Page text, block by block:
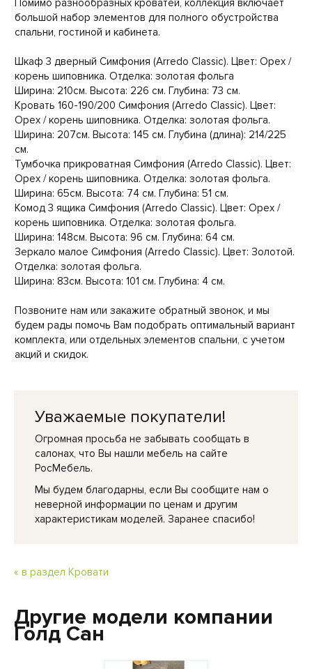
Помимо разнообразных кроватей, коллекция включает
большой набор элементов для полного обустройства
спальни, гостиной и кабинета.
Шкаф 3 дверный Симфония (Arredo Classic). Цвет: Орех /
корень шиповника. Отделка: золотая фольга
Ширина: 210см. Высота: 226 см. Глубина: 73 см.
Кровать 160-190/200 Симфония (Arredo Classic). Цвет:
Орех / корень шиповника. Отделка: золотая фольга.
Ширина: 207см. Высота: 145 см. Глубина (длина): 214/225
см.
Тумбочка прикроватная Симфония (Arredo Classic). Цвет:
Орех / корень шиповника. Отделка: золотая фольга.
Ширина: 65см. Высота: 74 см. Глубина: 51 см.
Комод 3 ящика Симфония (Arredo Classic). Цвет: Орех /
корень шиповника. Отделка: золотая фольга.
Ширина: 148см. Высота: 96 см. Глубина: 64 см.
Зеркало малое Симфония (Arredo Classic). Цвет: Золотой.
Отделка: золотая фольга.
Ширина: 83см. Высота: 101 см. Глубина: 4 см.
Позвоните нам или закажите обратный звонок, и мы
будем рады помочь Вам подобрать оптимальный вариант
комплекта, или отдельных элементов спальни, с учетом
акций и скидок.
Уважаемые покупатели!
Огромная просьба не забывать сообщать в
салонах, что Вы нашли мебель на сайте
РосМебель.
Мы будем благодарны, если Вы сообщите нам о
неверной информации по ценам и другим
характеристикам моделей. Заранее спасибо!
« в раздел Кровати
Другие модели компании
Голд Сан